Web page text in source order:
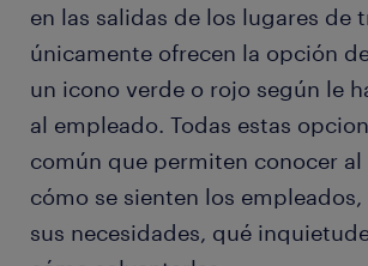
en las salidas de los lugares de
únicamente ofrecen la opción
un icono verde o rojo según le
al emplea­do. Todas estas
común que permiten conocer
cómo se sienten los empleados,
sus necesidades, qué